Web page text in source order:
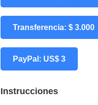
Transferencia: $ 3.000
PayPal: US$ 3
Instrucciones